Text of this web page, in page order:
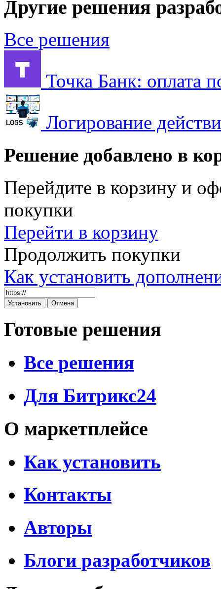
Другие решения
Все решения
Точка Банк: оплата
Логирование
Решение добавлено в
Перейдите в корзину и
покупки
Перейти в корзину
Продолжить покупки
Как установить
Готовые решения
Все решения
Для Битрикс24
О маркетплейсе
Как установить
Контакты
Авторы
Блоги разработчиков